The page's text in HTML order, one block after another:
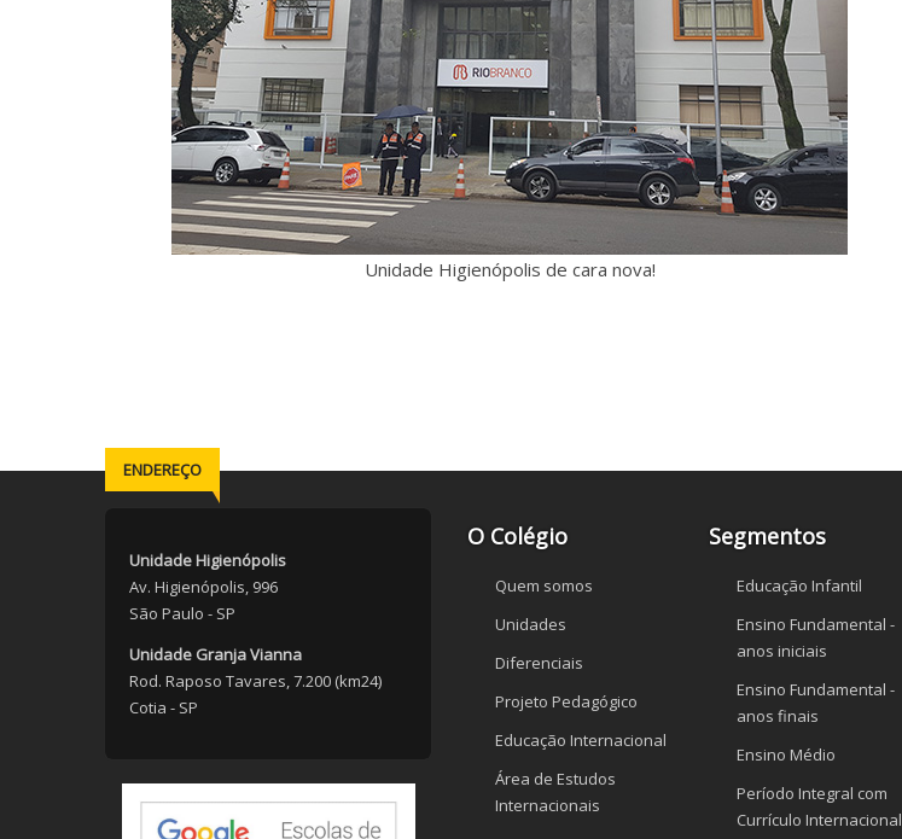
Unidade Higienópolis de cara nova!
ENDEREÇO
Unidade Higienópolis
Av. Higienópolis, 996
São Paulo - SP
Unidade Granja Vianna
Rod. Raposo Tavares, 7.200 (km24)
Cotia - SP
O Colégio
Quem somos
Unidades
Diferenciais
Projeto Pedagógico
Educação Internacional
Área de Estudos
Internacionais
Segmentos
Educação Infantil
Ensino Fundamental -
anos iniciais
Ensino Fundamental -
anos finais
Ensino Médio
Período Integral com
Currículo Internacional